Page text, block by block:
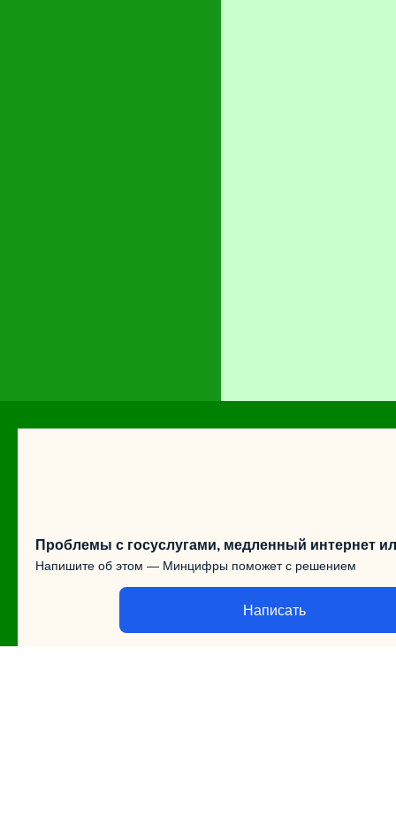
Проблемы с госуслугами, медленный интернет
Напишите об этом — Минцифры поможет с решением
Написать